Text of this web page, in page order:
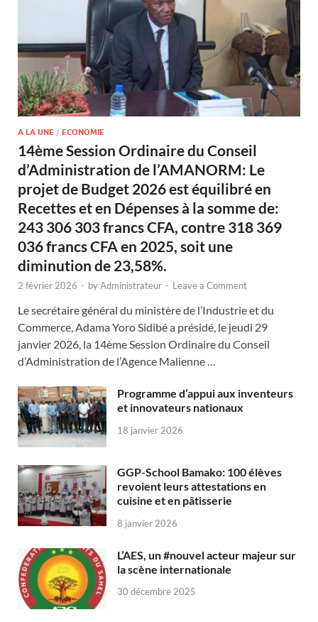
A LA UNE / ECONOMIE
14ème Session Ordinaire du Conseil
d’Administration de l’AMANORM: Le
projet de Budget 2026 est équilibré en
Recettes et en Dépenses à la somme de:
243 306 303 francs CFA, contre 318 369
036 francs CFA en 2025, soit une
diminution de 23,58%.
2 février 2026 - byAdministrateur - Leave a Comment
Le secrétaire général du ministère de l’Industrie et du
Commerce, Adama Yoro Sidibé a présidé, le jeudi 29
janvier 2026, la 14ème Session Ordinaire du Conseil
d’Administration de l’Agence Malienne …
Programme d’appui aux inventeurs
et innovateurs nationaux
18 janvier 2026
GGP-School Bamako: 100 élèves
revoient leurs attestations en
cuisine et en pâtisserie
8 janvier 2026
L’AES, un #nouvel acteur majeur sur
la scène internationale
30 décembre 2025